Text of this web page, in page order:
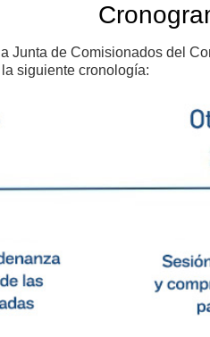
Junta de Comisionados del
siguiente cronología: